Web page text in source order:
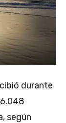
durante
según